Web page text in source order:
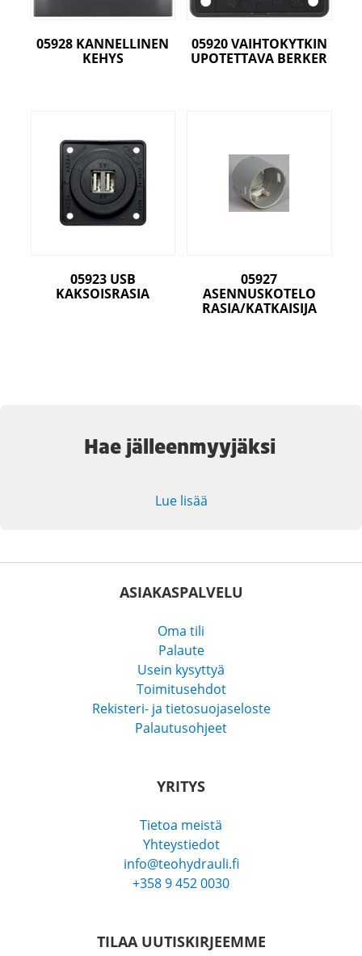
05928 KANNELLINEN
KEHYS
05920 VAIHTOKYTKIN
UPOTETTAVA BERKER
05923 USB
KAKSOISRASIA
05927
ASENNUSKOTELO
RASIA/KATKAISIJA
Hae jälleenmyyjäksi
Lue lisää
ASIAKASPALVELU
Oma tili
Palaute
Usein kysyttyä
Toimitusehdot
Rekisteri- ja tietosuojaseloste
Palautusohjeet
YRITYS
Tietoa meistä
Yhteystiedot
info@teohydrauli.fi
+358 9 452 0030
TILAA UUTISKIRJEEMME